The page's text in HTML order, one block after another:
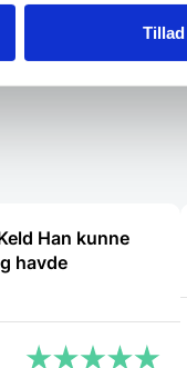
Han kunne
havde